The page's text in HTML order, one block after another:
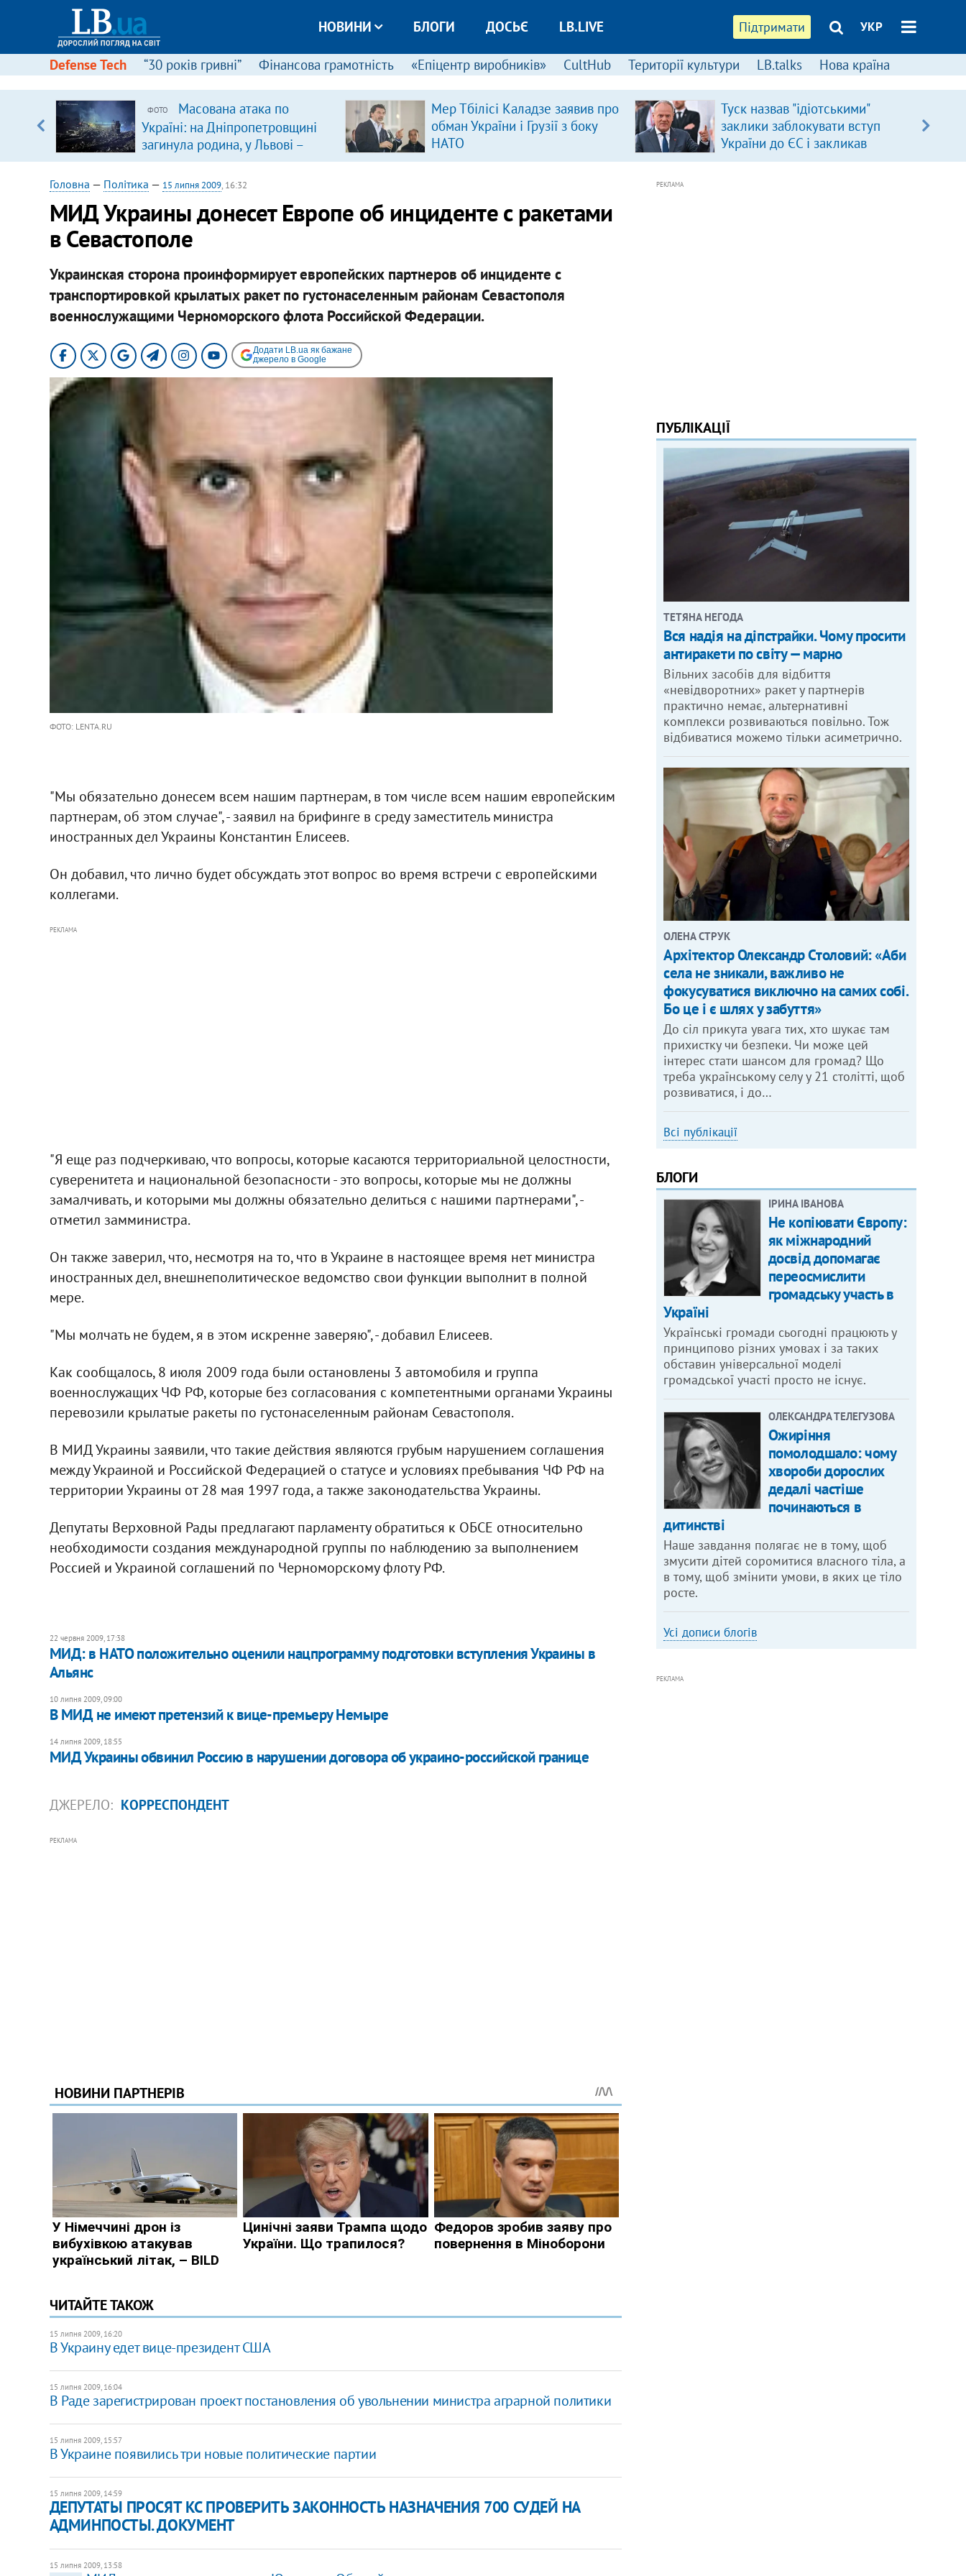
Підтримати УКР
НОВИНИ БЛОГИ ДОСЬЄ LB.LIVE
Defense Tech “30 років гривні” Фінансова грамотність «Епіцентр виробників» CultHub Території культури LB.talks Нова країна
ФОТО
Масована атака по
Україні: на Дніпропетровщині
загинула родина, у Львові –
удар по багатоповерхівках
(доповнюється)
Мер Тбілісі Каладзе заявив про
обман України і Грузії з боку
НАТО
Туск назвав "ідіотськими"
заклики заблокувати вступ
України до ЄС і закликав
припинити антиукраїнську
Головна — Політика — 15 липня 2009, 16:32
МИД Украины донесет Европе об инциденте с ракетами
в Севастополе
Украинская сторона проинформирует европейских партнеров об инциденте с
транспортировкой крылатых ракет по густонаселенным районам Севастополя
военнослужащими Черноморского флота Российской Федерации.
Додати LB.ua як бажане
джерело в Google
ФОТО: LENTA.RU
"Мы обязательно донесем всем нашим партнерам, в том числе всем нашим европейским
партнерам, об этом случае", - заявил на брифинге в среду заместитель министра
иностранных дел Украины Константин Елисеев.
Он добавил, что лично будет обсуждать этот вопрос во время встречи с европейскими
коллегами.
РЕКЛАМА
"Я еще раз подчеркиваю, что вопросы, которые касаются территориальной целостности,
суверенитета и национальной безопасности - это вопросы, которые мы не должны
замалчивать, и которыми мы должны обязательно делиться с нашими партнерами", -
отметил замминистра.
Он также заверил, что, несмотря на то, что в Украине в настоящее время нет министра
иностранных дел, внешнеполитическое ведомство свои функции выполнит в полной
мере.
"Мы молчать не будем, я в этом искренне заверяю", - добавил Елисеев.
Как сообщалось, 8 июля 2009 года были остановлены 3 автомобиля и группа
военнослужащих ЧФ РФ, которые без согласования с компетентными органами Украины
перевозили крылатые ракеты по густонаселенным районам Севастополя.
В МИД Украины заявили, что такие действия являются грубым нарушением соглашения
между Украиной и Российской Федерацией о статусе и условиях пребывания ЧФ РФ на
территории Украины от 28 мая 1997 года, а также законодательства Украины.
Депутаты Верховной Рады предлагают парламенту обратиться к ОБСЕ относительно
необходимости создания международной группы по наблюдению за выполнением
Россией и Украиной соглашений по Черноморскому флоту РФ.
22 червня 2009, 17:38
МИД: в НАТО положительно оценили нацпрограмму подготовки вступления Украины в
Альянс
10 липня 2009, 09:00
В МИД не имеют претензий к вице-премьеру Немыре
14 липня 2009, 18:55
МИД Украины обвинил Россию в нарушении договора об украино-российской границе
ДЖЕРЕЛО: КОРРЕСПОНДЕНТ
РЕКЛАМА
ЧИТАЙТЕ ТАКОЖ
15 липня 2009, 16:20
В Украину едет вице-президент США
15 липня 2009, 16:04
В Раде зарегистрирован проект постановления об увольнении министра аграрной политики
15 липня 2009, 15:57
В Украине появились три новые политические партии
15 липня 2009, 14:59
ДЕПУТАТЫ ПРОСЯТ КС ПРОВЕРИТЬ ЗАКОННОСТЬ НАЗНАЧЕНИЯ 700 СУДЕЙ НА
АДМИНПОСТЫ. ДОКУМЕНТ
15 липня 2009, 13:58
РЕКЛАМА
ПУБЛІКАЦІЇ
ТЕТЯНА НЕГОДА
Вся надія на діпстрайки. Чому просити
антиракети по світу — марно
Вільних засобів для відбиття
«невідворотних» ракет у партнерів
практично немає, альтернативні
комплекси розвиваються повільно. Тож
відбиватися можемо тільки асиметрично.
ОЛЕНА СТРУК
Архітектор Олександр Столовий: «Аби
села не зникали, важливо не
фокусуватися виключно на самих собі.
Бо це і є шлях у забуття»
До сіл прикута увага тих, хто шукає там
прихистку чи безпеки. Чи може цей
інтерес стати шансом для громад? Що
треба українському селу у 21 столітті, щоб
розвиватися, і до…
Всі публікації
БЛОГИ
ІРИНА ІВАНОВА
Не копіювати Європу:
як міжнародний
досвід допомагає
переосмислити
громадську участь в
Україні
Українські громади сьогодні працюють у
принципово різних умовах і за таких
обставин універсальної моделі
громадської участі просто не існує.
ОЛЕКСАНДРА ТЕЛЕГУЗОВА
Ожиріння
помолодшало: чому
хвороби дорослих
дедалі частіше
починаються в
дитинстві
Наше завдання полягає не в тому, щоб
змусити дітей соромитися власного тіла, а
в тому, щоб змінити умови, в яких це тіло
росте.
Усі дописи блогів
РЕКЛАМА